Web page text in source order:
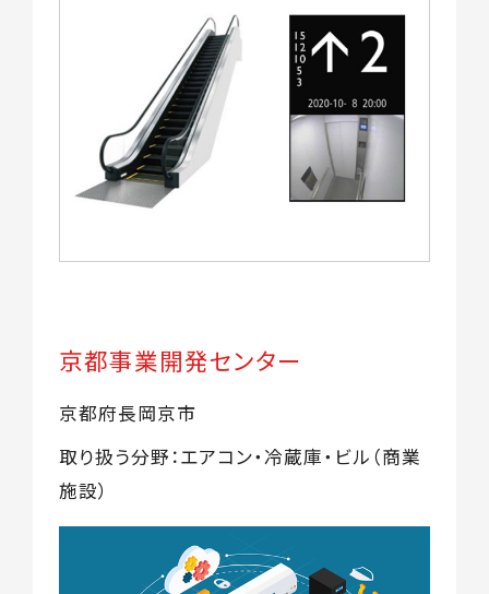
京都事業開発センター
京都府長岡京市
取り扱う分野：エアコン・冷蔵庫・ビル（商業
施設）